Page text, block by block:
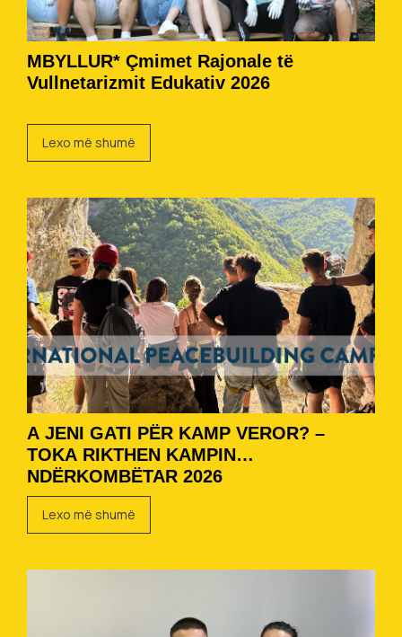
MBYLLUR* Çmimet Rajonale të
Vullnetarizmit Edukativ 2026
Lexo më shumë
A JENI GATI PËR KAMP VEROR? –
TOKA RIKTHEN KAMPIN
NDËRKOMBËTAR 2026
Lexo më shumë